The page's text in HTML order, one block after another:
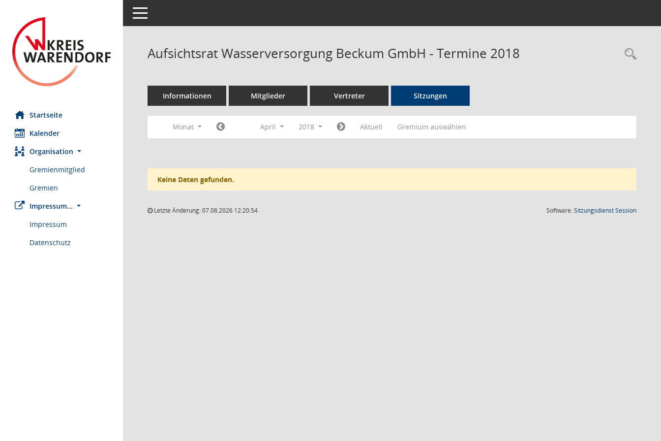
Startseite
Kalender
Organisation
Gremienmitglied
Gremien
Impressum...
Impressum
Datenschutz
Toggle navigation
Aufsichtsrat Wasserversorgung Beckum GmbH - Termine 2018
Informationen Mitglieder Vertreter Sitzungen
Monat April 2018 Aktuell Gremium auswählen
Keine Daten gefunden.
Letzte Änderung: 07.08.2026 12:20:54 Software:SitzungsdienstSession(Wird in